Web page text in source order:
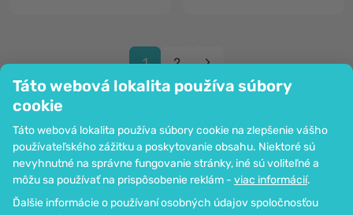
Táto webová lokalita používa súbory
cookie
Táto webová lokalita používa súbory cookie na zlepšenie vášho
používateľského zážitku a poskytovanie obsahu. Niektoré sú
nevyhnutné na správne fungovanie stránky, iné sú voliteľné a
môžu sa používať na prispôsobenie reklám - viac informácií.
Ďalšie informácie o používaní osobných údajov spoločnosťou
1 2
Spoločnosť
Informácie
Pripoj sa k nám